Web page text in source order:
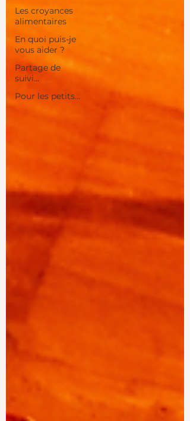
Les croyances
alimentaires
En quoi puis-je
vous aider ?
Partage de
suivi...
Pour les petits...